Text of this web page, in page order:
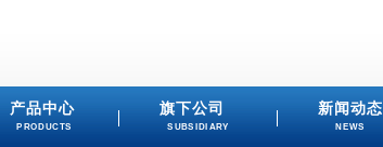
产品中心
PRODUCTS
旗下公司
SUBSIDIARY
新闻动态
NEWS